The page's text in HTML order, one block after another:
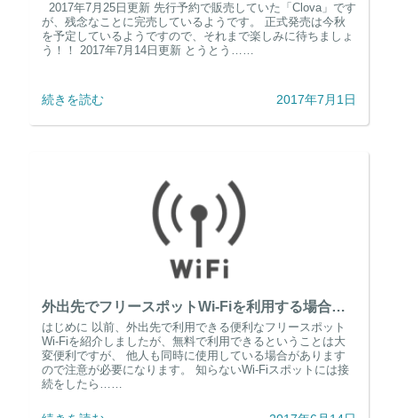
2017年7月25日更新 先行予約で販売していた「Clova」です
が、残念なことに完売しているようです。 正式発売は今秋
を予定しているようですので、それまで楽しみに待ちましょ
う！！ 2017年7月14日更新 とうとう……
続きを読む 2017年7月1日
外出先でフリースポットWi-Fiを利用する場合に気をつけるべきこと
はじめに 以前、外出先で利用できる便利なフリースポット
Wi-Fiを紹介しましたが、無料で利用できるということは大
変便利ですが、 他人も同時に使用している場合があります
ので注意が必要になります。 知らないWi-Fiスポットには接
続をしたら……